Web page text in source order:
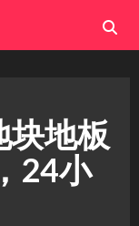
块地板
24小